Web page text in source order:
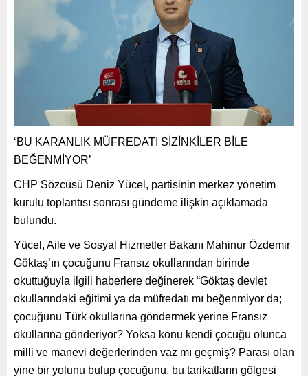
‘BU KARANLIK MÜFREDATI SİZİNKİLER BİLE
BEĞENMİYOR’
CHP Sözcüsü Deniz Yücel, partisinin merkez yönetim
kurulu toplantısı sonrası gündeme ilişkin açıklamada
bulundu.
Yücel, Aile ve Sosyal Hizmetler Bakanı Mahinur Özdemir
Göktaş’ın çocuğunu Fransız okullarından birinde
okuttuğuyla ilgili haberlere değinerek “Göktaş devlet
okullarındaki eğitimi ya da müfredatı mı beğenmiyor da;
çocuğunu Türk okullarına göndermek yerine Fransız
okullarına gönderiyor? Yoksa konu kendi çocuğu olunca
milli ve manevi değerlerinden vaz mı geçmiş? Parası olan
yine bir yolunu bulup çocuğunu, bu tarikatların gölgesi